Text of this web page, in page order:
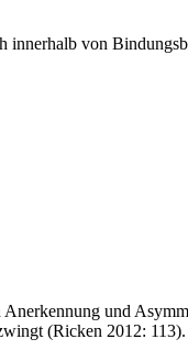
von
und
(Ricken 2012: 113).